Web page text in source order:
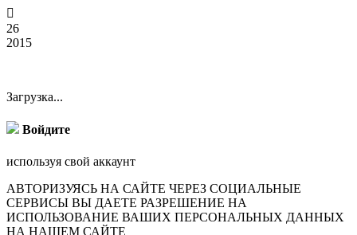

26
2015
Загрузка...
Войдите
используя свой аккаунт
АВТОРИЗУЯСЬ НА САЙТЕ ЧЕРЕЗ СОЦИАЛЬНЫЕ
СЕРВИСЫ ВЫ ДАЕТЕ РАЗРЕШЕНИЕ НА
ИСПОЛЬЗОВАНИЕ ВАШИХ ПЕРСОНАЛЬНЫХ ДАННЫХ
НА НАШЕМ САЙТЕ